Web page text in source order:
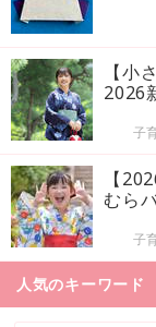
【小
2026
子
【
むら
子
人気のキーワード